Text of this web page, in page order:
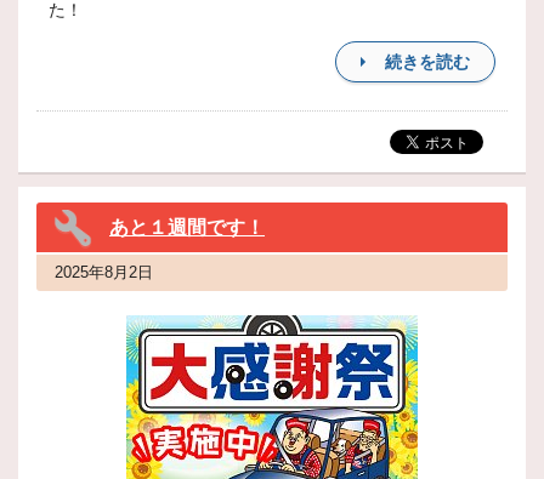
た！
続きを読む
あと１週間です！
2025年8月2日